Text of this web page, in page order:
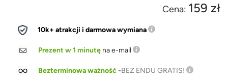
Cena: 159 zł
10k+ atrakcji i darmowa wymiana
Prezent w 1 minutę na e-mail
Bezterminowa ważność-BEZ ENDU GRATIS!